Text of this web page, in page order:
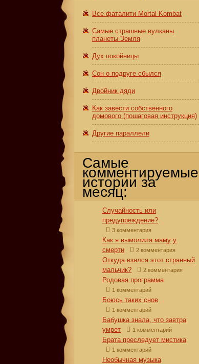
Все фаталити Mortal Kombat
Самые страшные вулканы
планеты Земля
Дух покойницы
Сон о подруге сбылся
Двойник дяди
Как завести собственного
домового (пошаговая инструкция)
Другие параллели
Самые
комментируемые
истории за
месяц:
Случайность или
предупреждение?
3 комментария
Как я вымолила маму у
смерти
2 комментария
Откуда взялся этот странный
мальчик?
2 комментария
Родовая программа
1 комментарий
Боюсь таких снов
1 комментарий
Бабушка знала, что завтра
умрет
1 комментарий
Брата преследует мистика
1 комментарий
Необычная музыка